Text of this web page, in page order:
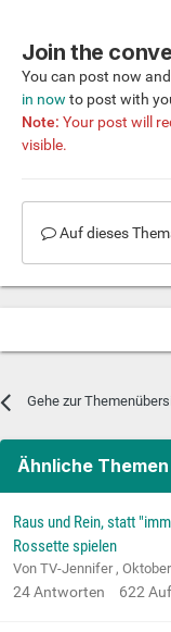
Join the
You can post now
in now to post with
Note: Your post will
visible.
Auf dieses
Gehe zur
Ähnliche Themen
Raus und Rein, statt
Rossette spielen
Von TV-Jennifer ,
24Antworten 622